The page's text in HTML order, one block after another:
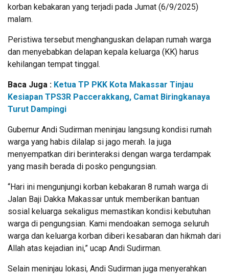
korban kebakaran yang terjadi pada Jumat (6/9/2025)
malam.
Peristiwa tersebut menghanguskan delapan rumah warga
dan menyebabkan delapan kepala keluarga (KK) harus
kehilangan tempat tinggal.
Baca Juga : Ketua TP PKK Kota Makassar Tinjau
Kesiapan TPS3R Paccerakkang, Camat Biringkanaya
Turut Dampingi
Gubernur Andi Sudirman meninjau langsung kondisi rumah
warga yang habis dilalap si jago merah. Ia juga
menyempatkan diri berinteraksi dengan warga terdampak
yang masih berada di posko pengungsian.
“Hari ini mengunjungi korban kebakaran 8 rumah warga di
Jalan Baji Dakka Makassar untuk memberikan bantuan
sosial keluarga sekaligus memastikan kondisi kebutuhan
warga di pengungsian. Kami mendoakan semoga seluruh
warga dan keluarga korban diberi kesabaran dan hikmah dari
Allah atas kejadian ini,” ucap Andi Sudirman.
Selain meninjau lokasi, Andi Sudirman juga menyerahkan